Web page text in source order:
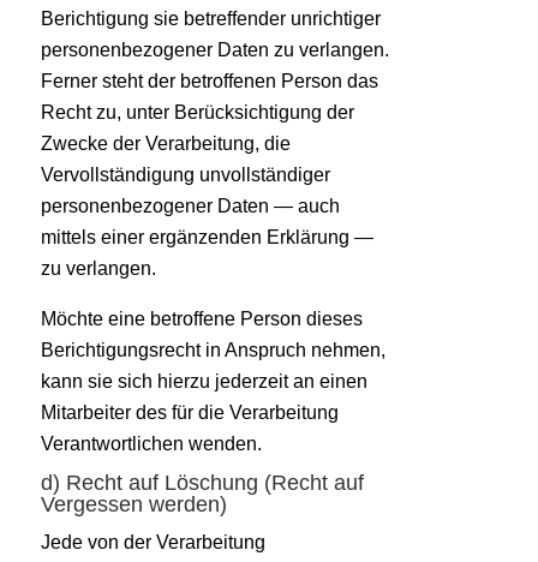
Berichtigung sie betreffender unrichtiger
personenbezogener Daten zu verlangen.
Ferner steht der betroffenen Person das
Recht zu, unter Berücksichtigung der
Zwecke der Verarbeitung, die
Vervollständigung unvollständiger
personenbezogener Daten — auch
mittels einer ergänzenden Erklärung —
zu verlangen.
Möchte eine betroffene Person dieses
Berichtigungsrecht in Anspruch nehmen,
kann sie sich hierzu jederzeit an einen
Mitarbeiter des für die Verarbeitung
Verantwortlichen wenden.
d) Recht auf Löschung (Recht auf
Vergessen werden)
Jede von der Verarbeitung